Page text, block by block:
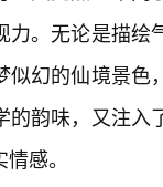
力。无论是描
似幻的仙境景
的韵味，又注
感。